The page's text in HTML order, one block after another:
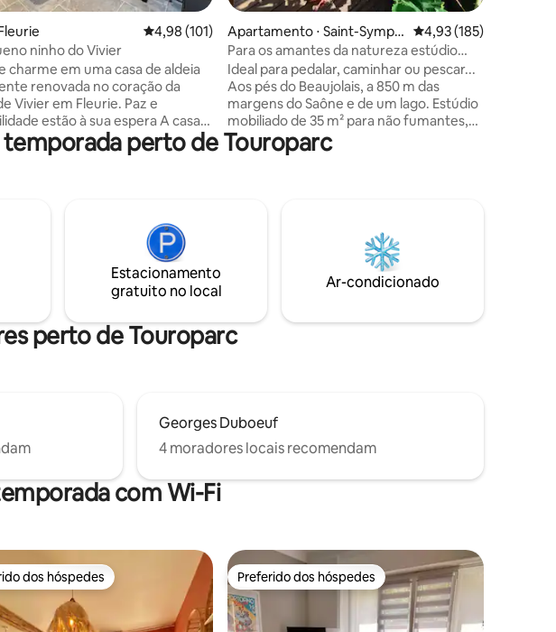
média de 5, 502 avaliações4,98 de uma avaliação média de 5, 101 avaliações
4,98 (101)
ninho do Vivier
charme em uma casa de aldeia
renovada no coração da
Vivier em Fleurie. Paz e
estão à sua espera A casa
terraço Tropézien de 15m2 sem
com uma cobertura de sombra
confortavelmente da bela
Venha relaxar no campo no
de Beaujolais e Mâconnais.
de campo lhe dá as boas-
uma estadia agradável.
Apartamento ⋅ Saint-Symph
orien-d'Ancelles
4,93 de uma avaliação
4,93 (185)
Para os amantes da natureza estúdio
independente
Ideal para pedalar, caminhar ou pescar...
Aos pés do Beaujolais, a 850 m das
margens do Saône e de um lago. Estúdio
mobiliado de 35 m² para não fumantes,
com terraço e Wi-Fi, no primeiro andar
da minha casa (acesso independente).
40 euros para a limpeza de final de
estadia se não quiser cuidar disso. Caso
contrário, há tudo o que você precisa no
perto de Touroparc
Estacionamento
gratuito no local
Ar-condicionado
perto de Touroparc
Georges Duboeuf
4 moradores locais recomendam
com Wi-Fi
dos hóspedes
dos hóspedes Preferido dos hóspedes
Preferido dos hóspedes